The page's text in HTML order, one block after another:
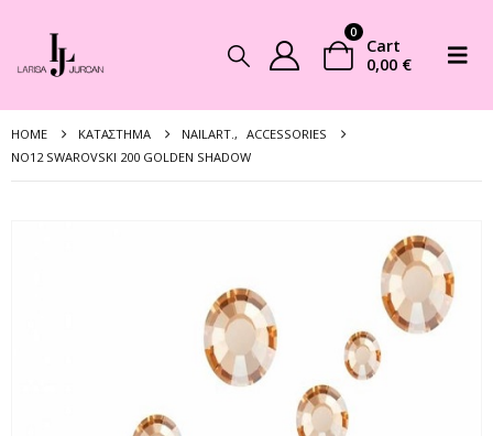
0
Cart
0,00 €
HOME ΚΑΤΆΣΤΗΜΑ NAILART., ACCESSORIES
NO12 SWAROVSKI 200 GOLDEN SHADOW